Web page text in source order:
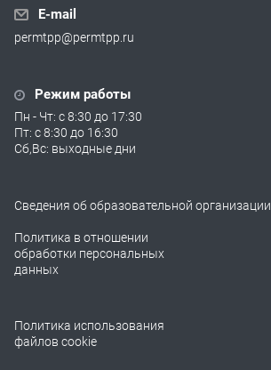
E-mail
permtpp@permtpp.ru
Режим работы
Пн - Чт: с 8:30 до 17:30
Пт: с 8:30 до 16:30
Сб,Вс: выходные дни
Сведения об образовательной организации
Политика в отношении
обработки персональных
данных
Политика использования
файлов cookie